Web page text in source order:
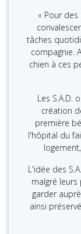
« Pour
tâches
compagnie.
chien à ces
Les S.A.D.
création
première
l'hôpital du
L'idée des
malgré
garder
ainsi